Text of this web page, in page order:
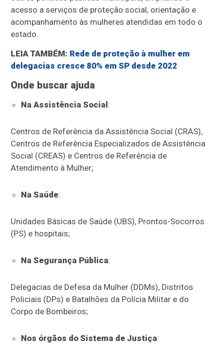
acesso a serviços de proteção social, orientação e
acompanhamento às mulheres atendidas em todo o
estado.
LEIA TAMBÉM: Rede de proteção à mulher em
delegacias cresce 80% em SP desde 2022
Onde buscar ajuda
Na Assistência Social:
Centros de Referência da Assistência Social (CRAS),
Centros de Referência Especializados de Assistência
Social (CREAS) e Centros de Referência de
Atendimento à Mulher;
Na Saúde:
Unidades Básicas de Saúde (UBS), Prontos-Socorros
(PS) e hospitais;
Na Segurança Pública:
Delegacias de Defesa da Mulher (DDMs), Distritos
Policiais (DPs) e Batalhões da Polícia Militar e do
Corpo de Bombeiros;
Nos órgãos do Sistema de Justiça: